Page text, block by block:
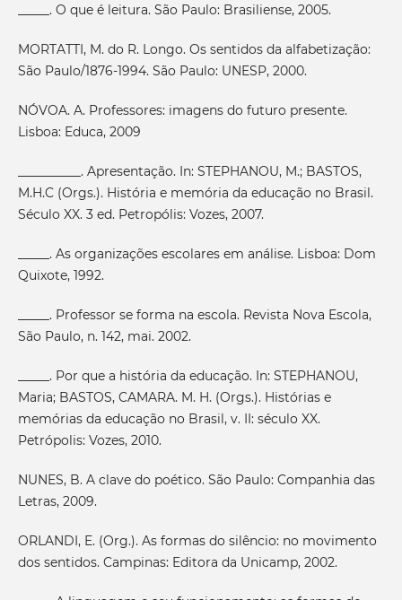
_____. O que é leitura. São Paulo: Brasiliense, 2005.
MORTATTI, M. do R. Longo. Os sentidos da alfabetização:
São Paulo/1876-1994. São Paulo: UNESP, 2000.
NÓVOA. A. Professores: imagens do futuro presente.
Lisboa: Educa, 2009
__________. Apresentação. In: STEPHANOU, M.; BASTOS,
M.H.C (Orgs.). História e memória da educação no Brasil.
Século XX. 3 ed. Petropólis: Vozes, 2007.
_____. As organizações escolares em análise. Lisboa: Dom
Quixote, 1992.
_____. Professor se forma na escola. Revista Nova Escola,
São Paulo, n. 142, mai. 2002.
_____. Por que a história da educação. In: STEPHANOU,
Maria; BASTOS, CAMARA. M. H. (Orgs.). Histórias e
memórias da educação no Brasil, v. II: século XX.
Petrópolis: Vozes, 2010.
NUNES, B. A clave do poético. São Paulo: Companhia das
Letras, 2009.
ORLANDI, E. (Org.). As formas do silêncio: no movimento
dos sentidos. Campinas: Editora da Unicamp, 2002.